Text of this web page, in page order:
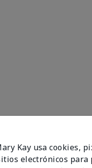
Kay usa cookies,
electrónicos para